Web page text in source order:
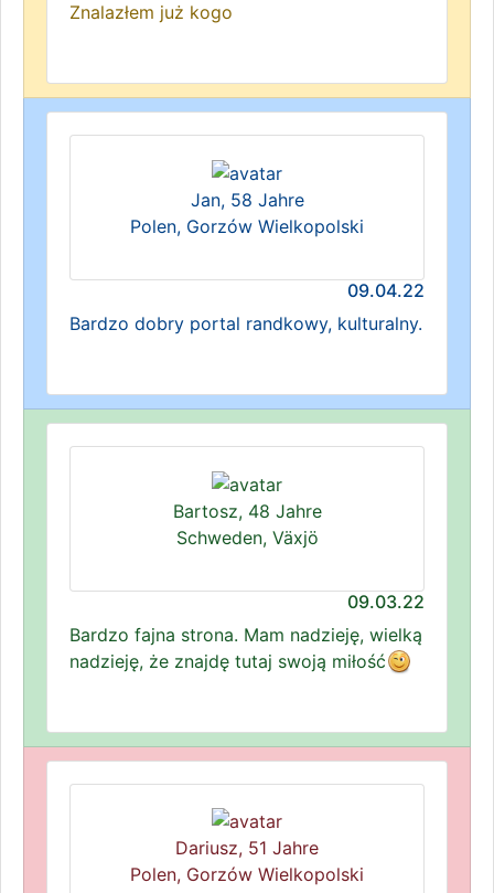
Znalazłem już kogo
Jan, 58 Jahre
Polen, Gorzów Wielkopolski
09.04.22
Bardzo dobry portal randkowy, kulturalny.
Bartosz, 48 Jahre
Schweden, Växjö
09.03.22
Bardzo fajna strona. Mam nadzieję, wielką
nadzieję, że znajdę tutaj swoją miłość
Dariusz, 51 Jahre
Polen, Gorzów Wielkopolski